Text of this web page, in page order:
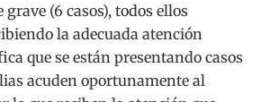
(6 casos), todos ellos
la adecuada atención
que se están presentando casos
acuden oportunamente al